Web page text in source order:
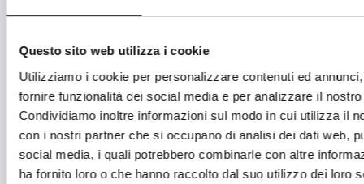
Questo sito web utilizza i cookie
Utilizziamo i cookie per personalizzare contenuti ed
fornire funzionalità dei social media e per analizzare il
Condividiamo inoltre informazioni sul modo in cui utilizza il
con i nostri partner che si occupano di analisi dei dati web,
social media, i quali potrebbero combinarle con altre
ha fornito loro o che hanno raccolto dal suo utilizzo dei loro
E-commerce
Economia circolare
Edilizia
Editoria e informazione